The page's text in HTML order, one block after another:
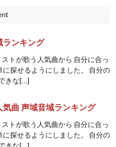
ランキング
トが歌う人気曲から 自分に合っ
探せるようにしました。 自分の
きな[…]
曲 声域音域ランキング
トが歌う人気曲から 自分に合っ
探せるようにしました。 自分の